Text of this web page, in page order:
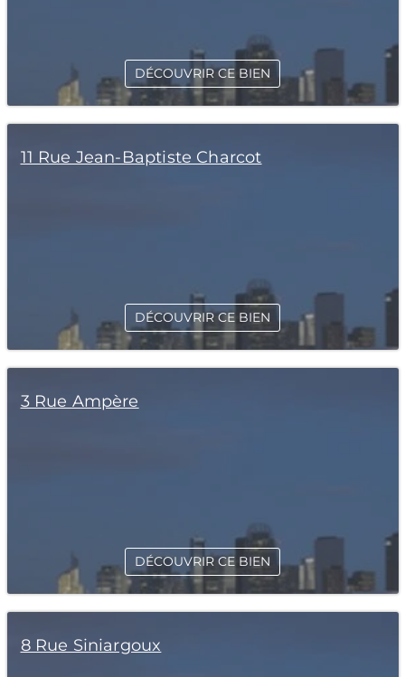
DÉCOUVRIR CE BIEN
11 Rue Jean-Baptiste Charcot
DÉCOUVRIR CE BIEN
3 Rue Ampère
DÉCOUVRIR CE BIEN
8 Rue Siniargoux